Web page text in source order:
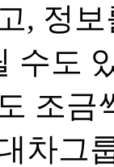
, 정
수도
조금
차그